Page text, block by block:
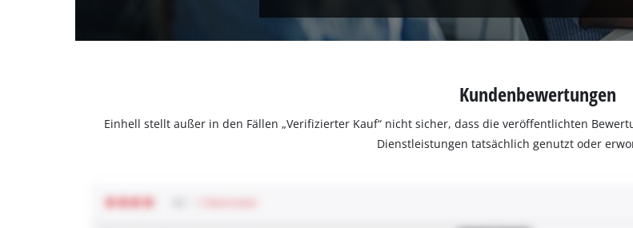
Kundenbewertungen
Einhell stellt außer in den Fällen „Verifizierter Kauf“ nicht sicher, dass die veröffentlichten
Dienstleistungen tatsächlich genutzt oder